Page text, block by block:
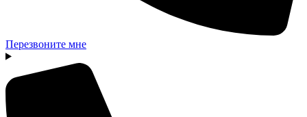
Перезвоните мне